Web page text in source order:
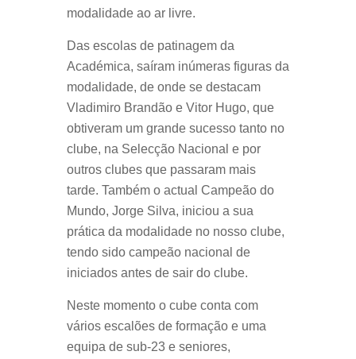
modalidade ao ar livre.
Das escolas de patinagem da
Académica, saíram inúmeras figuras da
modalidade, de onde se destacam
Vladimiro Brandão e Vitor Hugo, que
obtiveram um grande sucesso tanto no
clube, na Selecção Nacional e por
outros clubes que passaram mais
tarde. Também o actual Campeão do
Mundo, Jorge Silva, iniciou a sua
prática da modalidade no nosso clube,
tendo sido campeão nacional de
iniciados antes de sair do clube.
Neste momento o cube conta com
vários escalões de formação e uma
equipa de sub-23 e seniores,